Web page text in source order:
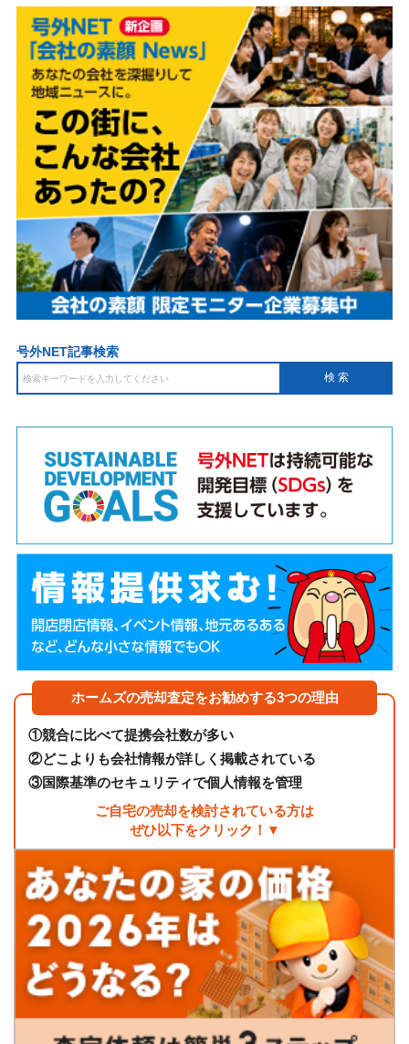
号外NET記事検索
ホームズの売却査定をお勧めする3つの理由
①競合に比べて提携会社数が多い
②どこよりも会社情報が詳しく掲載されている
③国際基準のセキュリティで個人情報を管理
ご自宅の売却を検討されている方は
ぜひ以下をクリック！▼